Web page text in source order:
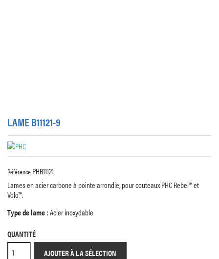
LAME B11121-9
Référence PHB11121
Lames en acier carbone à pointe arrondie, pour couteaux PHC Rebel™ et
Volo™.
Type de lame :Acier inoxydable
QUANTITÉ
AJOUTER À LA SÉLECTION